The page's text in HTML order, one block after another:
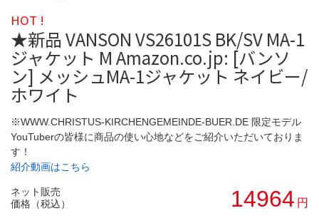
HOT !
★新品 VANSON VS26101S BK/SV MA-1
ジャケット M Amazon.co.jp: [バンソ
ン] メッシュMA-1ジャケット ネイビー/
ホワイト
※WWW.CHRISTUS-KIRCHENGEMEINDE-BUER.DE 限定モデル
YouTuberの皆様に商品の使い心地などをご紹介いただいておりま
す！
紹介動画はこちら
ネット販売
価格（税込）
14964 円